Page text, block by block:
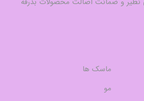
ماسک ها
مو